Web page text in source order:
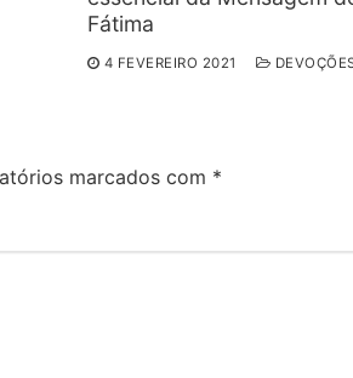
Fátima
4 FEVEREIRO 2021
marcados com *